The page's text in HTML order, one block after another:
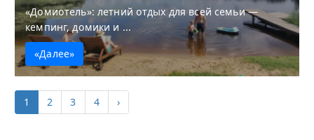
«Домиотель»: летний отдых для всей семьи —
кемпинг, домики и ...
«Далее»
1 2 3 4 ›